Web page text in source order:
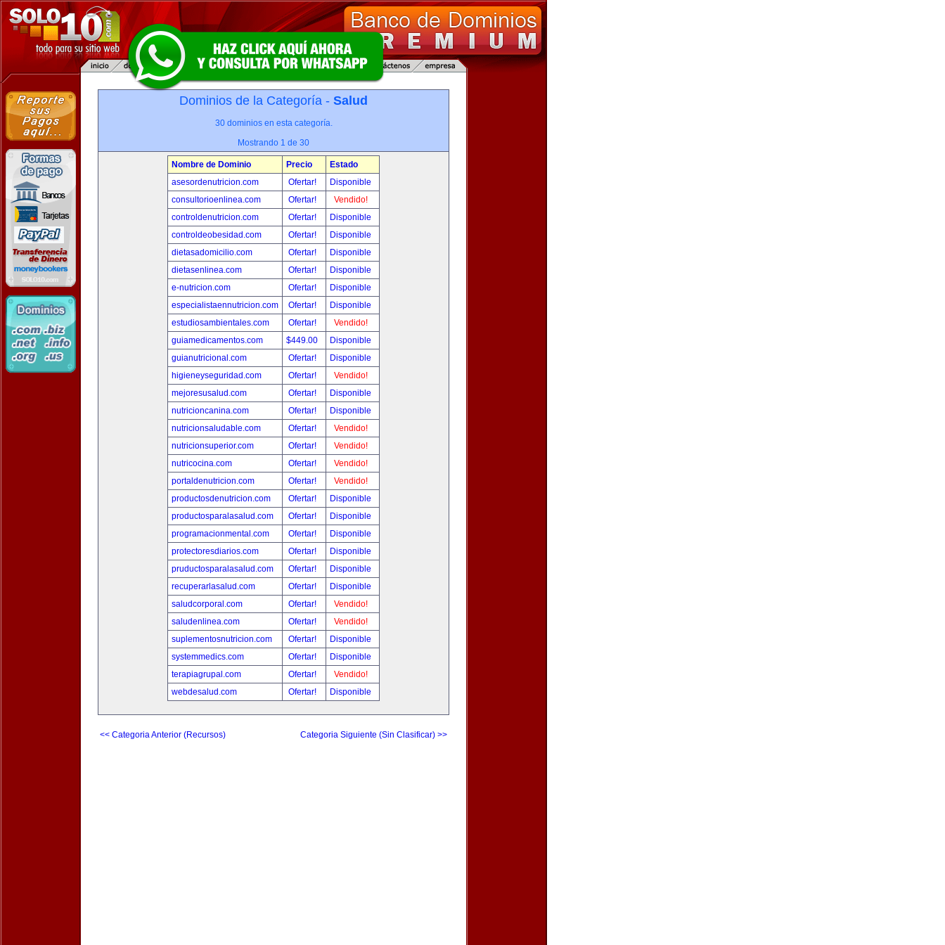
Dominios de la Categoría - Salud
30 dominios en esta categoría.
Mostrando 1 de 30
Nombre de Dominio Precio
Estado
asesordenutricion.com
Ofertar!
Disponible
consultorioenlinea.com
Ofertar!
Vendido!
controldenutricion.com
Ofertar!
Disponible
controldeobesidad.com
Ofertar!
Disponible
dietasadomicilio.com
Ofertar!
Disponible
dietasenlinea.com
Ofertar!
Disponible
e-nutricion.com
Ofertar!
Disponible
especialistaennutricion.com
Ofertar!
Disponible
estudiosambientales.com
Ofertar!
Vendido!
guiamedicamentos.com
$449.00
Disponible
guianutricional.com
Ofertar!
Disponible
higieneyseguridad.com
Ofertar!
Vendido!
mejoresusalud.com
Ofertar!
Disponible
nutricioncanina.com
Ofertar!
Disponible
nutricionsaludable.com
Ofertar!
Vendido!
nutricionsuperior.com
Ofertar!
Vendido!
nutricocina.com
Ofertar!
Vendido!
portaldenutricion.com
Ofertar!
Vendido!
productosdenutricion.com
Ofertar!
Disponible
productosparalasalud.com
Ofertar!
Disponible
programacionmental.com
Ofertar!
Disponible
protectoresdiarios.com
Ofertar!
Disponible
pruductosparalasalud.com
Ofertar!
Disponible
recuperarlasalud.com
Ofertar!
Disponible
saludcorporal.com
Ofertar!
Vendido!
saludenlinea.com
Ofertar!
Vendido!
suplementosnutricion.com
Ofertar!
Disponible
systemmedics.com
Ofertar!
Disponible
terapiagrupal.com
Ofertar!
Vendido!
webdesalud.com
Ofertar! Disponible
<< Categoria Anterior (Recursos) Categoria Siguiente (Sin Clasificar) >>